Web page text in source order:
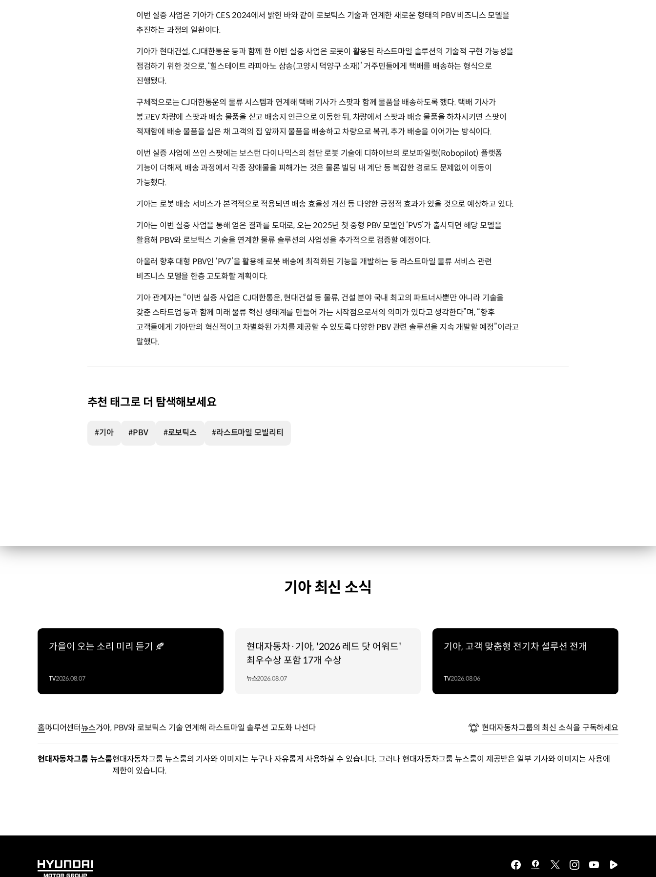
이번 실증 사업은 기아가 CES 2024에서 밝힌 바와 같이 로보틱스 기술과 연계한 새로운 형태의 PBV 비즈니스 모델을
추진하는 과정의 일환이다.
기아가 현대건설, CJ대한통운 등과 함께 한 이번 실증 사업은 로봇이 활용된 라스트마일 솔루션의 기술적 구현 가능성을
점검하기 위한 것으로, ‘힐스테이트 라피아노 삼송(고양시 덕양구 소재)’ 거주민들에게 택배를 배송하는 형식으로
진행됐다.
구체적으로는 CJ대한통운의 물류 시스템과 연계해 택배 기사가 스팟과 함께 물품을 배송하도록 했다. 택배 기사가
봉고EV 차량에 스팟과 배송 물품을 싣고 배송지 인근으로 이동한 뒤, 차량에서 스팟과 배송 물품을 하차시키면 스팟이
적재함에 배송 물품을 실은 채 고객의 집 앞까지 물품을 배송하고 차량으로 복귀, 추가 배송을 이어가는 방식이다.
이번 실증 사업에 쓰인 스팟에는 보스턴 다이나믹스의 첨단 로봇 기술에 디하이브의 로보파일럿(Robopilot) 플랫폼
기능이 더해져, 배송 과정에서 각종 장애물을 피해가는 것은 물론 빌딩 내 계단 등 복잡한 경로도 문제없이 이동이
가능했다.
기아는 로봇 배송 서비스가 본격적으로 적용되면 배송 효율성 개선 등 다양한 긍정적 효과가 있을 것으로 예상하고 있다.
기아는 이번 실증 사업을 통해 얻은 결과를 토대로, 오는 2025년 첫 중형 PBV 모델인 ‘PV5’가 출시되면 해당 모델을
활용해 PBV와 로보틱스 기술을 연계한 물류 솔루션의 사업성을 추가적으로 검증할 예정이다.
아울러 향후 대형 PBV인 ‘PV7’을 활용해 로봇 배송에 최적화된 기능을 개발하는 등 라스트마일 물류 서비스 관련
비즈니스 모델을 한층 고도화할 계획이다.
기아 관계자는 “이번 실증 사업은 CJ대한통운, 현대건설 등 물류, 건설 분야 국내 최고의 파트너사뿐만 아니라 기술을
갖춘 스타트업 등과 함께 미래 물류 혁신 생태계를 만들어 가는 시작점으로서의 의미가 있다고 생각한다”며, “향후
고객들에게 기아만의 혁신적이고 차별화된 가치를 제공할 수 있도록 다양한 PBV 관련 솔루션을 지속 개발할 예정”이라고
말했다.
추천 태그로 더 탐색해보세요
#기아 #PBV #로보틱스 #라스트마일 모빌리티
기아 최신 소식
가을이 오는 소리 미리 듣기 🍂
TV2026.08.07
현대자동차·기아, '2026 레드 닷 어워드'
최우수상 포함 17개 수상
뉴스2026.08.07
기아, 고객 맞춤형 전기차 설루션 전개
TV2026.08.06
홈미디어센터뉴스기아, PBV와 로보틱스 기술 연계해 라스트마일 솔루션 고도화 나선다 현대자동차그룹의 최신 소식을 구독하세요
현대자동차그룹 뉴스룸현대자동차그룹 뉴스룸의 기사와 이미지는 누구나 자유롭게 사용하실 수 있습니다. 그러나 현대자동차그룹 뉴스룸이 제공받은 일부 기사와 이미지는 사용에
제한이 있습니다.
HYUNDAI facebook
hmg twitterinstagramyoutubenaver